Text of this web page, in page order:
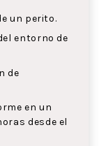
un perito.
entorno de
de
en un
desde el